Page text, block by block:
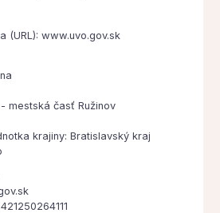
(URL): www.uvo.gov.sk
mestská časť Ružinov
krajiny: Bratislavský kraj